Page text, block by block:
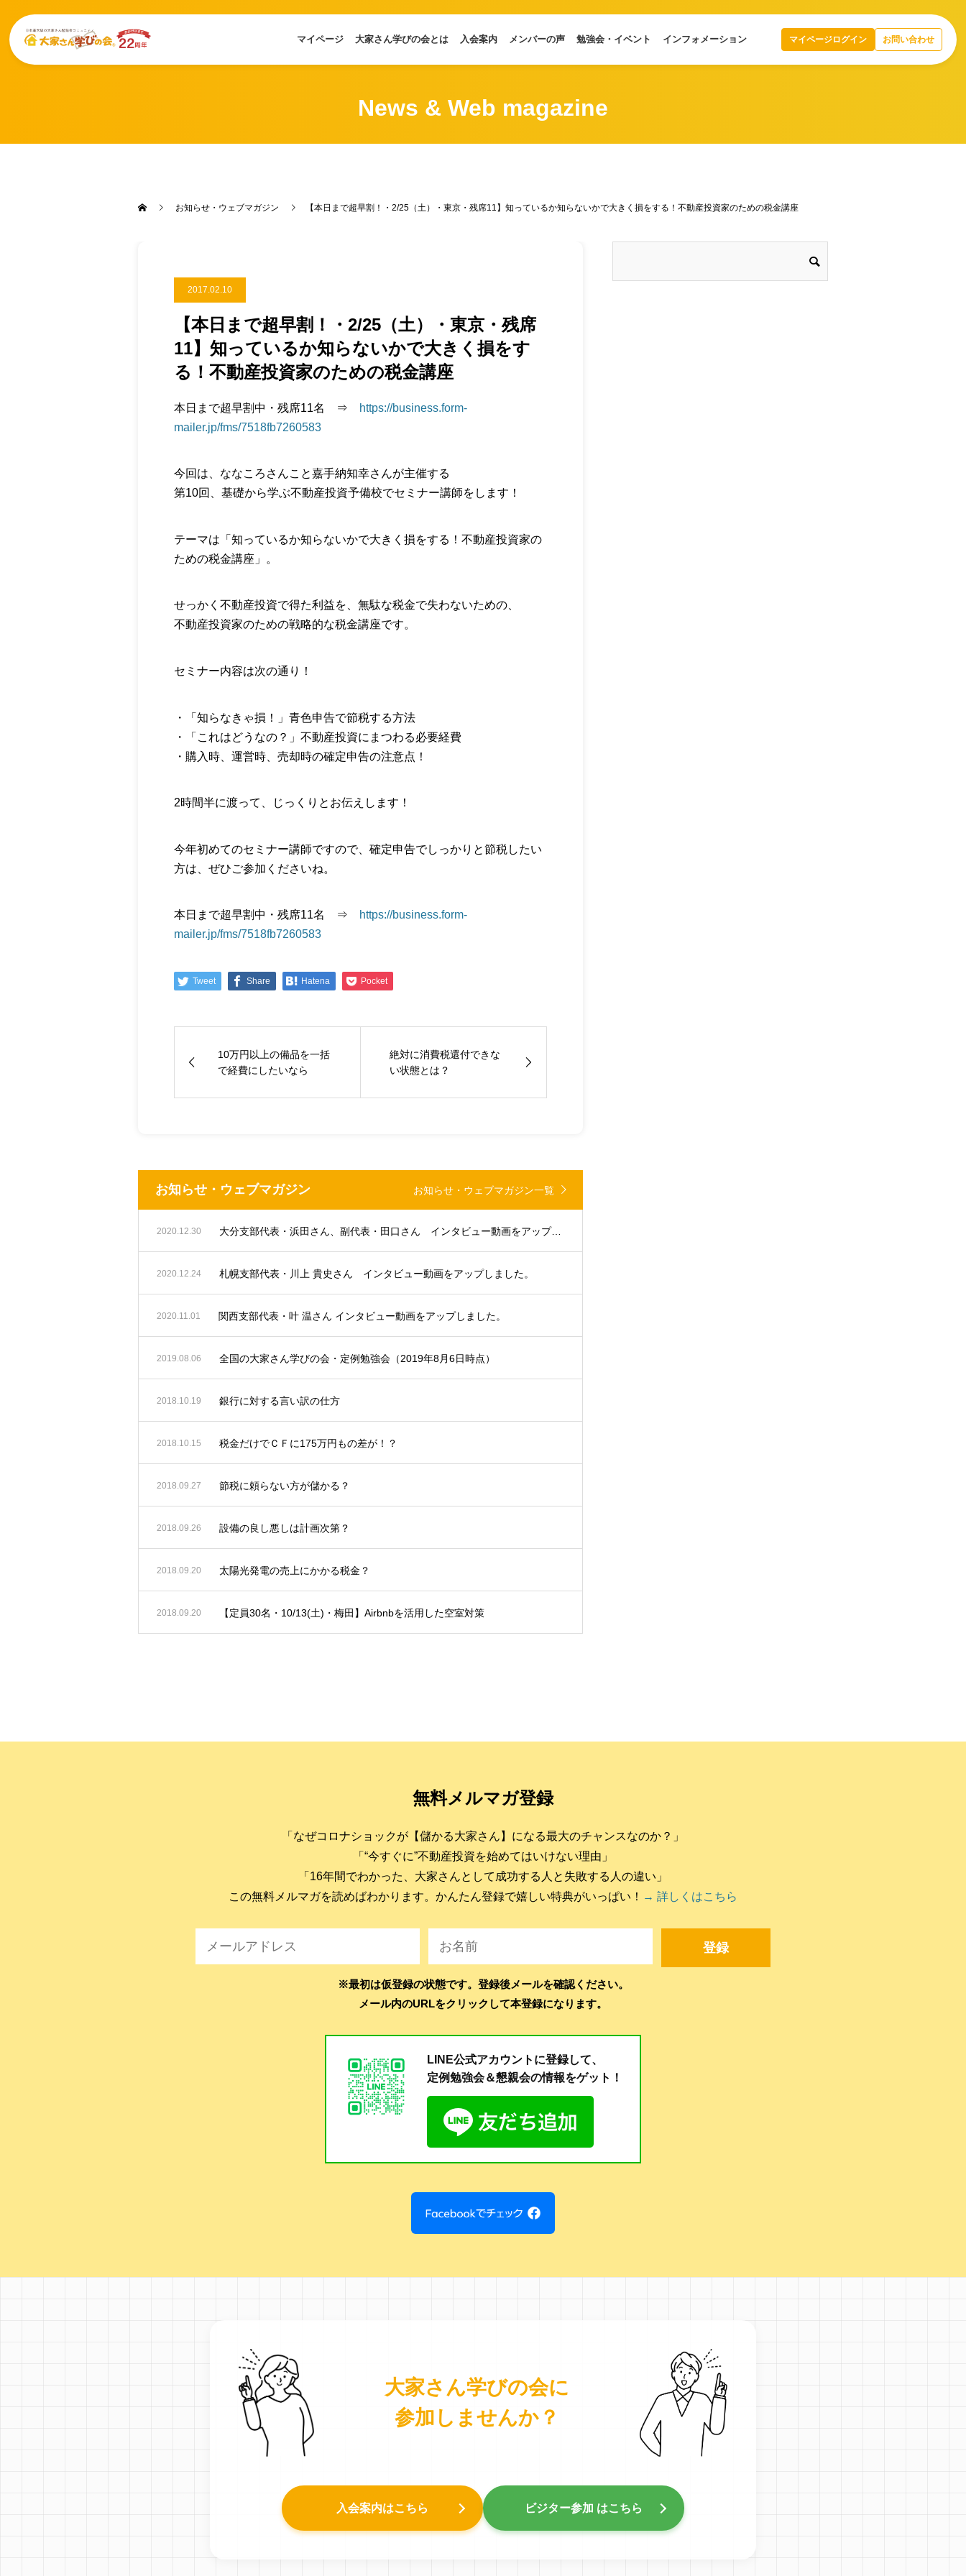
マイページ 大家さん学びの会とは 入会案内 メンバーの声 勉強会・イベント インフォメーション マイページログイン お問い合わせ
News & Web magazine
お知らせ・ウェブマガジン 【本日まで超早割！・2/25（土）・東京・残席11】知っているか知らないかで大きく損をする！不動産投資家のための税金講座
2017.02.10
【本日まで超早割！・2/25（土）・東京・残席
11】知っているか知らないかで大きく損をす
る！不動産投資家のための税金講座
本日まで超早割中・残席11名 ⇒
https://business.form-
mailer.jp/fms/7518fb7260583
今回は、ななころさんこと嘉手納知幸さんが主催する
第10回、基礎から学ぶ不動産投資予備校でセミナー講師をします！
テーマは「知っているか知らないかで大きく損をする！不動産投資家の
ための税金講座」。
せっかく不動産投資で得た利益を、無駄な税金で失わないための、
不動産投資家のための戦略的な税金講座です。
セミナー内容は次の通り！
・「知らなきゃ損！」青色申告で節税する方法
・「これはどうなの？」不動産投資にまつわる必要経費
・購入時、運営時、売却時の確定申告の注意点！
2時間半に渡って、じっくりとお伝えします！
今年初めてのセミナー講師ですので、確定申告でしっかりと節税したい
方は、ぜひご参加くださいね。
本日まで超早割中・残席11名 ⇒
https://business.form-
mailer.jp/fms/7518fb7260583
Tweet Share Hatena Pocket
10万円以上の備品を一括
で経費にしたいなら
絶対に消費税還付できな
い状態とは？
お知らせ・ウェブマガジン お知らせ・ウェブマガジン一覧
2020.12.30 大分支部代表・浜田さん、副代表・田口さん インタビュー動画をアップしました。
2020.12.24 札幌支部代表・川上 貴史さん インタビュー動画をアップしました。
2020.11.01 関西支部代表・叶 温さん インタビュー動画をアップしました。
2019.08.06 全国の大家さん学びの会・定例勉強会（2019年8月6日時点）
2018.10.19 銀行に対する言い訳の仕方
2018.10.15 税金だけでＣＦに175万円もの差が！？
2018.09.27 節税に頼らない方が儲かる？
2018.09.26 設備の良し悪しは計画次第？
2018.09.20 太陽光発電の売上にかかる税金？
2018.09.20 【定員30名・10/13(土)・梅田】Airbnbを活用した空室対策
無料メルマガ登録
「なぜコロナショックが【儲かる大家さん】になる最大のチャンスなのか？」
「“今すぐに”不動産投資を始めてはいけない理由」
「16年間でわかった、大家さんとして成功する人と失敗する人の違い」
この無料メルマガを読めばわかります。かんたん登録で嬉しい特典がいっぱい！ → 詳しくはこちら
※最初は仮登録の状態です。登録後メールを確認ください。
メール内のURLをクリックして本登録になります。
LINE公式アカウントに登録して、
定例勉強会＆懇親会の情報をゲット！
大家さん学びの会に
参加しませんか？
入会案内はこちら ビジター参加 はこちら